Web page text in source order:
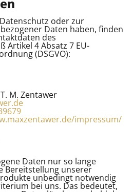
oder zur
Daten haben, finden
des
Artikel 4 Absatz 7 EU-
(DSGVO):
M. Zentawer
impressum/
Daten nur so lange
Bereitstellung unserer
unbedingt notwendig
bei uns. Das bedeutet,